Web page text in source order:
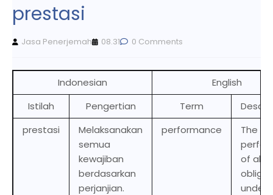
prestasi
Jasa Penerjemah 08.31 0 Comments
Indonesian
English
Istilah
Pengertian Term
prestasi
Melaksanakan
semua
kewajiban
berdasarkan
perjanjian.
performance
The
of all
under